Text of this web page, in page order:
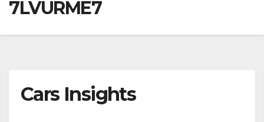
7LVURME7
Cars Insights